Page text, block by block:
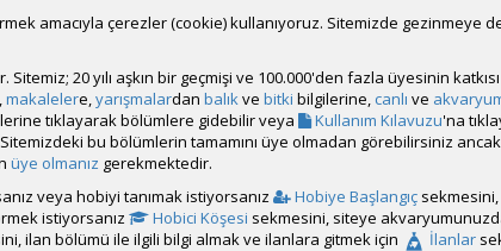
Üyelik Tarihi:
26 Haziran 2026 18:33
Paylaşım Sayisı:
7 (Son 6 Ay)
İlan Sayisı:
Üyenin Mesaj ve İlanlarını Gör
Üyenin Açtığı Konuları Gör
Üyeden ÖM Almayı Engelle
amacıyla çerezler (cookie) kullanıyoruz. Sitemizde gezinmeye
20 yılı aşkın bir geçmişi ve 100.000'den fazla üyesinin
makalelere,yarışmalardan balıkve bitki bilgilerine, canlı ve
tıklayarak bölümlere gidebilir veya
Kullanım Kılavuzu'na
bu bölümlerin tamamını üye olmadan görebilirsiniz
üye olmanız gerekmektedir.
veya hobiyi tanımak istiyorsanız
Hobiye Başlangıç
istiyorsanız
Hobici Köşesi sekmesini, siteye
ilan bölümü ile ilgili bilgi almak ve ilanlara gitmek için İlanlar